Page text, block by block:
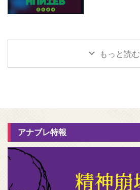
もっと読む
アナブレ特報